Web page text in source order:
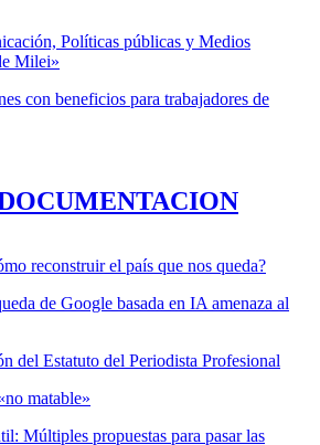
Políticas públicas y Medios
Milei»
con beneficios para trabajadores de
reconstruir el país que nos queda?
de Google basada en IA amenaza al
del Estatuto del Periodista Profesional
matable»
Múltiples propuestas para pasar las